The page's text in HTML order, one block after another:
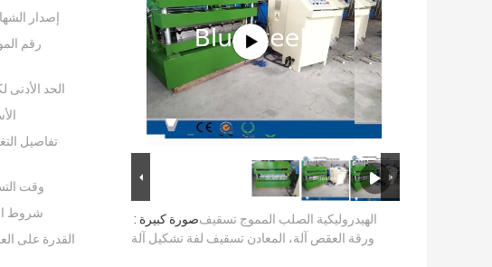
صورة كبيرة :الهيدروليكية الصلب المموج تسقيف
ورقة العقص آلة، المعادن تسقيف لفة تشكيل آلة
إصدار
رقم
الحد الأدنى
تفاصيل
وقت
شروط
القدرة على